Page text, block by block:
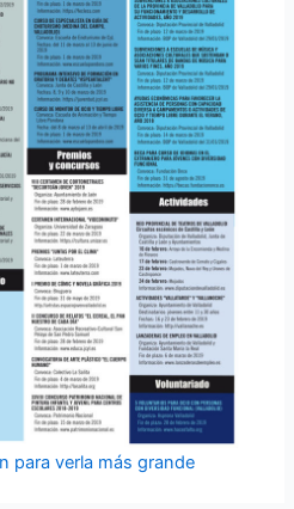
para verla más grande